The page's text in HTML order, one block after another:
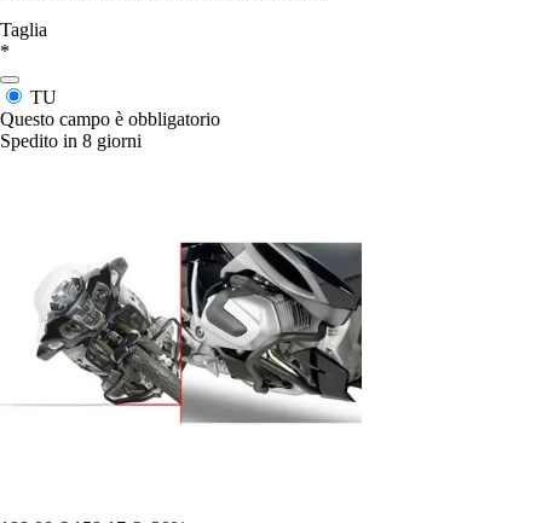
Taglia
*
TU
Questo campo è obbligatorio
Spedito in 8 giorni